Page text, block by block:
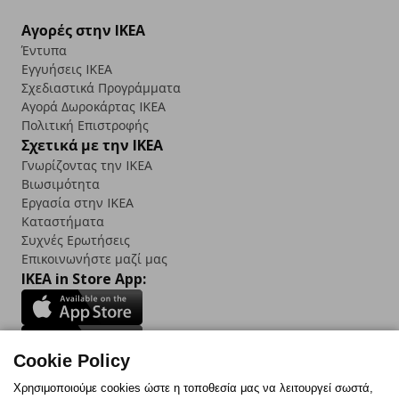
Αγορές στην IKEA
Έντυπα
Εγγυήσεις IKEA
Σχεδιαστικά Προγράμματα
Αγορά Δωρoκάρτας IKEA
Πολιτική Επιστροφής
Σχετικά με την IKEA
Γνωρίζοντας την IKEA
Βιωσιμότητα
Εργασία στην IKEA
Καταστήματα
Συχνές Ερωτήσεις
Επικοινωνήστε μαζί μας
IKEA in Store App:
Follow us:
Cookie Policy
Χρησιμοποιούμε cookies ώστε η τοποθεσία μας να λειτουργεί σωστά,